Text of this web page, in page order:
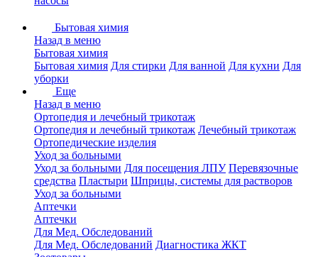
Бытовая химия
Назад в меню
Бытовая химия
Бытовая химия Для стирки Для ванной Для кухни Для
уборки
Еще
Назад в меню
Ортопедия и лечебный трикотаж
Ортопедия и лечебный трикотаж Лечебный трикотаж
Ортопедические изделия
Уход за больными
Уход за больными Для посещения ЛПУ Перевязочные
средства Пластыри Шприцы, системы для растворов
Уход за больными
Аптечки
Аптечки
Для Мед. Обследований
Для Мед. Обследований Диагностика ЖКТ